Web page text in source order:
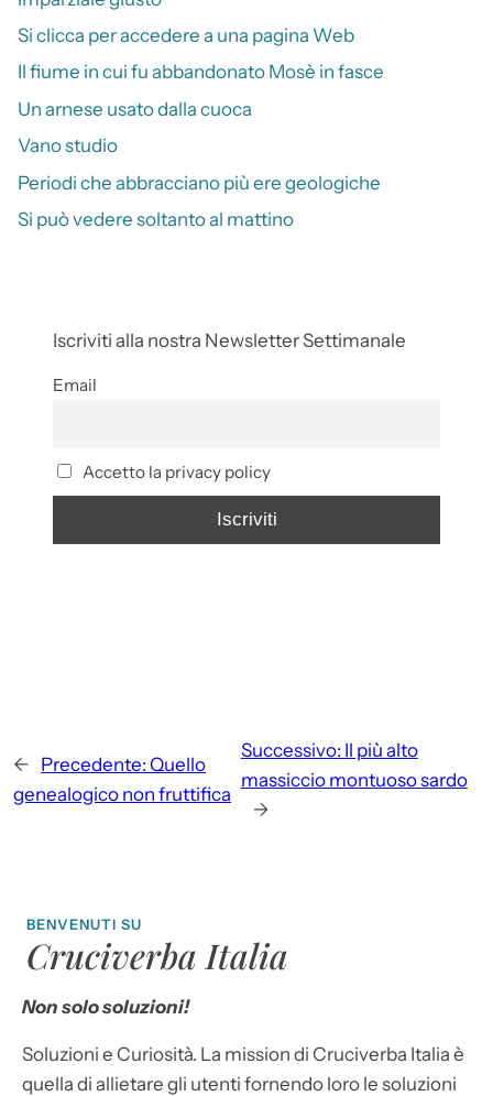
Si clicca per accedere a una pagina Web
Il fiume in cui fu abbandonato Mosè in fasce
Un arnese usato dalla cuoca
Vano studio
Periodi che abbracciano più ere geologiche
Si può vedere soltanto al mattino
Iscriviti alla nostra Newsletter Settimanale
Email
Accetto la privacy policy
← Precedente: Quello
genealogico non fruttifica
Successivo: Il più alto
massiccio montuoso sardo
→
BENVENUTI SU
Cruciverba Italia
Non solo soluzioni!
Soluzioni e Curiosità. La mission di Cruciverba Italia è
quella di allietare gli utenti fornendo loro le soluzioni